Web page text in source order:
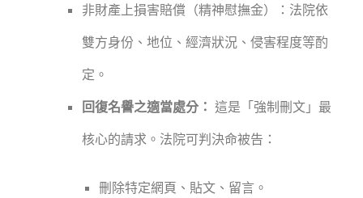
非財產上損害賠償（精神慰撫金）：法院依
雙方身份、地位、經濟狀況、侵害程度等酌
定。
回復名譽之適當處分： 這是「強制刪文」最
核心的請求。法院可判決命被告：
刪除特定網頁、貼文、留言。